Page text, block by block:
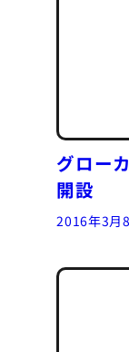
グロー
開設
2016年3月